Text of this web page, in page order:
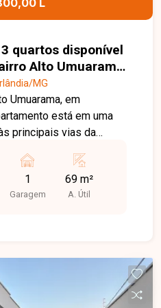
L
quartos disponível
Alto Umuarama
MG
Umuarama, em
está em uma
principais vias da
e diversos
praticidade e conforto
de serviço com tanque,
e 01 vaga de garagem
portaria 24 horas,
1
Garagem
69 m²
A. Útil